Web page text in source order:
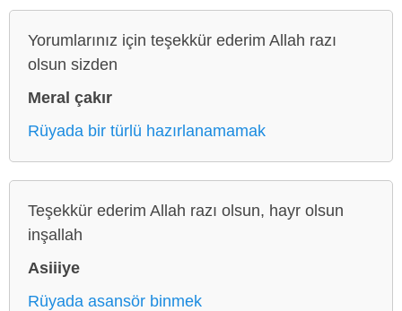
Yorumlarınız için teşekkür ederim Allah razı
olsun sizden
Meral çakır
Rüyada bir türlü hazırlanamamak
Teşekkür ederim Allah razı olsun, hayr olsun
inşallah
Asiiiye
Rüyada asansör binmek